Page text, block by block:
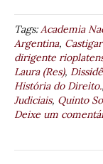
Tags:Academia
Argentina,
dirigente
Laura (Res),
História do Direito.,
Judiciais, Quinto
Deixe um